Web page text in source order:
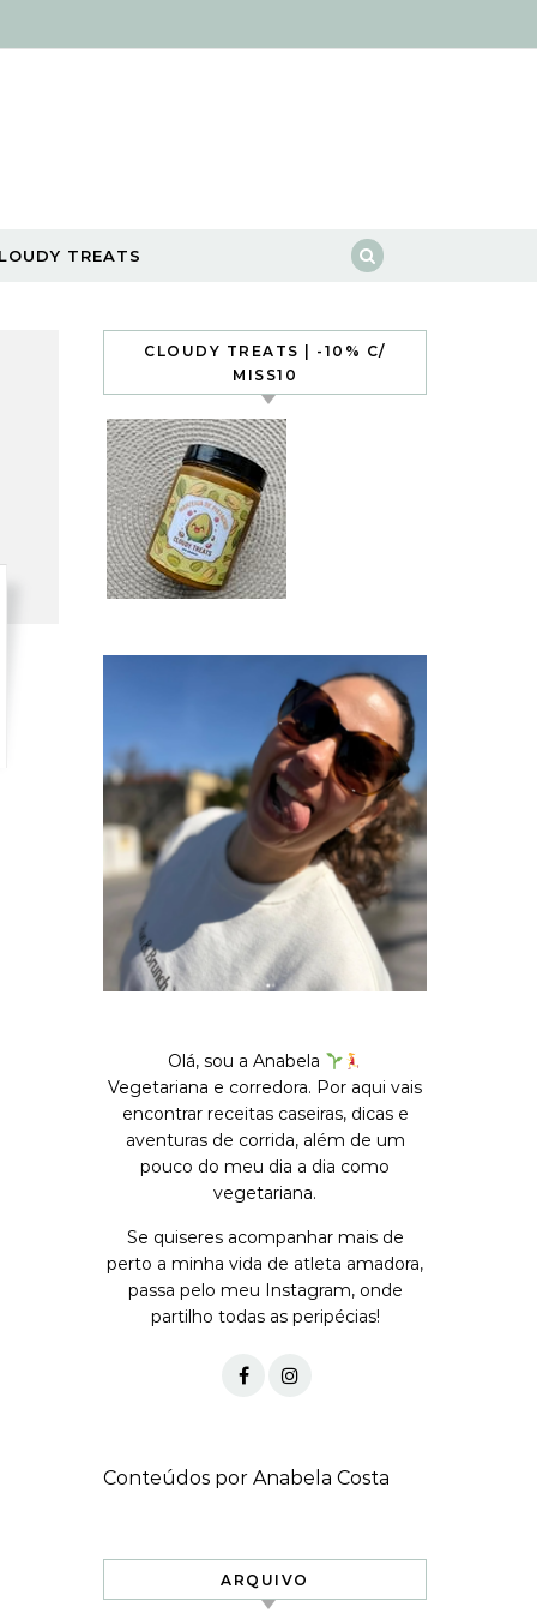
TREATS
CLOUDY TREATS | -10% C/
MISS10
Olá, sou a Anabela
Vegetariana e corredora. Por aqui vais
encontrar receitas caseiras, dicas e
aventuras de corrida, além de um
pouco do meu dia a dia como
vegetariana.
Se quiseres acompanhar mais de
perto a minha vida de atleta amadora,
passa pelo meu Instagram, onde
partilho todas as peripécias!
Conteúdos por Anabela Costa
ARQUIVO